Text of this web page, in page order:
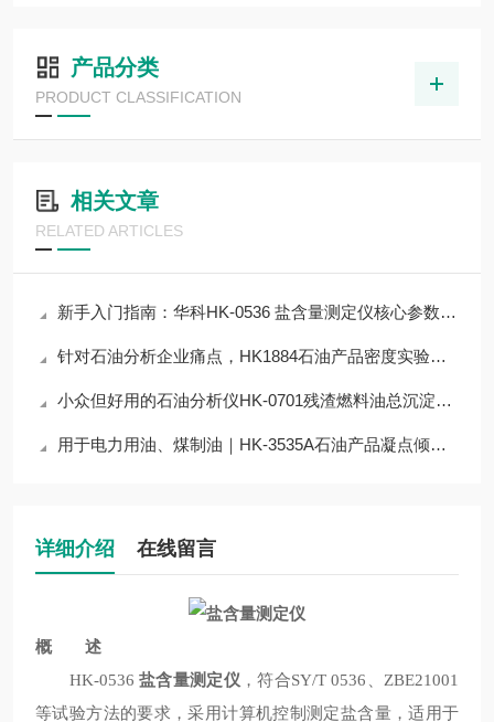
产品分类
PRODUCT CLASSIFICATION
相关文章
RELATED ARTICLES
新手入门指南：华科HK-0536 盐含量测定仪核心参数解读，快速上手不踩雷
针对石油分析企业痛点，HK1884石油产品密度实验室测定器低成本仪器解决方案
小众但好用的石油分析仪HK-0701残渣燃料油总沉淀物测定器，解决检测难点
用于电力用油、煤制油｜HK-3535A石油产品凝点倾点浊点冷滤点测定器技术解析
详细介绍 在线留言
概 述
HK-0536 盐含量测定仪 ，符合SY/T 0536、ZBE21001
等试验方法的要求，采用计算机控制测定盐含量，适用于